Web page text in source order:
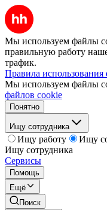
Мы используем файлы
правильную работу
трафик.
Правила
Мы используем файлы
файлов cookie
Понятно
Ищу сотрудника
Ищу работу
Ищу
Ищу сотрудника
Сервисы
Помощь
Ещё
Поиск